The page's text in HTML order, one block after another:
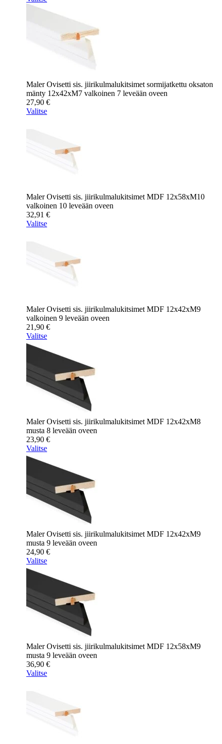
Maler Ovisetti sis. jiirikulmalukitsimet sormijatkettu oksaton
mänty 12x42xM7 valkoinen 7 leveään oveen
27,90 €
Valitse
Maler Ovisetti sis. jiirikulmalukitsimet MDF 12x58xM10
valkoinen 10 leveään oveen
32,91 €
Valitse
Maler Ovisetti sis. jiirikulmalukitsimet MDF 12x42xM9
valkoinen 9 leveään oveen
21,90 €
Valitse
Maler Ovisetti sis. jiirikulmalukitsimet MDF 12x42xM8
musta 8 leveään oveen
23,90 €
Valitse
Maler Ovisetti sis. jiirikulmalukitsimet MDF 12x42xM9
musta 9 leveään oveen
24,90 €
Valitse
Maler Ovisetti sis. jiirikulmalukitsimet MDF 12x58xM9
musta 9 leveään oveen
36,90 €
Valitse